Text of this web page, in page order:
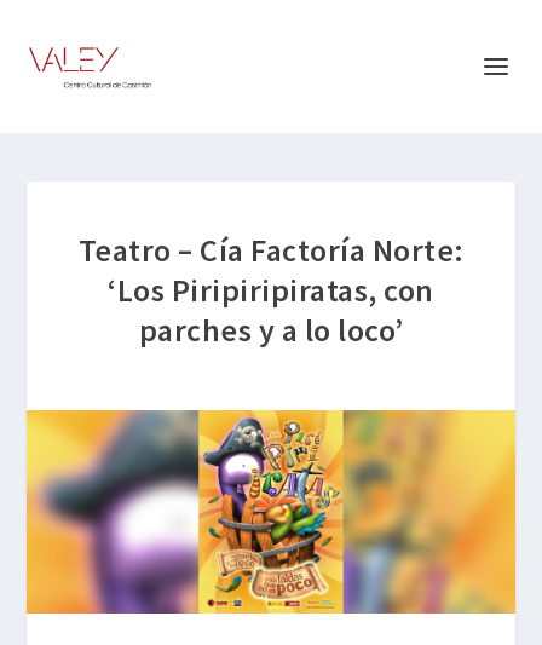
Teatro – Cía Factoría Norte:
‘Los Piripiripiratas, con
parches y a lo loco’